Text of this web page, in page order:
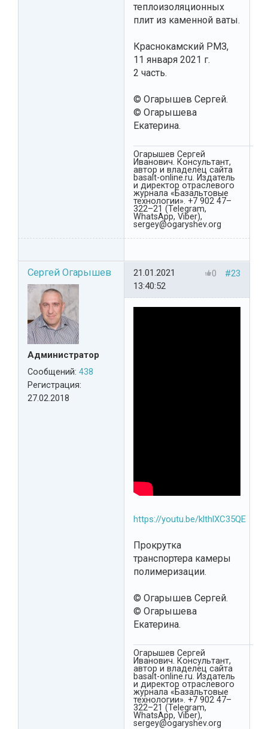
теплоизоляционных
плит из каменной ваты.
Краснокамский РМЗ,
11 января 2021 г.
2 часть.
© Огарышев Сергей.
© Огарышева
Екатерина.
Огарышев Сергей
Иванович. Консультант,
автор и владелец сайта
basalt-online.ru. Издатель
и директор отраслевого
журнала «Базальтовые
технологии». +7 902 47–
322–21 (Telegram,
WhatsApp, Viber),
sergey@ogaryshev.org
Сергей Огарышев
Администратор
Сообщений: 438
Регистрация:
27.02.2018
#23
0
21.01.2021
13:40:52
https://youtu.be/klthlXC35QE
Прокрутка
транспортера камеры
полимеризации.
© Огарышев Сергей.
© Огарышева
Екатерина.
Огарышев Сергей
Иванович. Консультант,
автор и владелец сайта
basalt-online.ru. Издатель
и директор отраслевого
журнала «Базальтовые
технологии». +7 902 47–
322–21 (Telegram,
WhatsApp, Viber),
sergey@ogaryshev.org